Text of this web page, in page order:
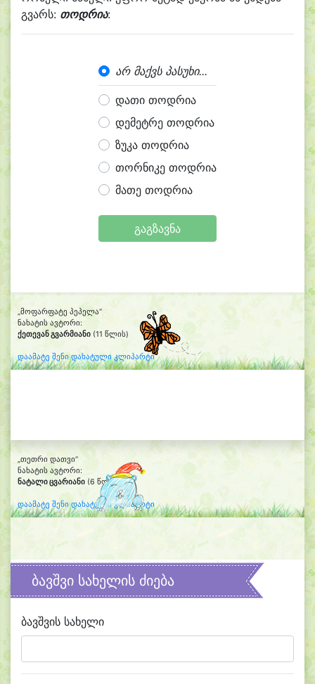
გვარს: თოდრია:
არ მაქვს პასუხი...
დათი თოდრია
დემეტრე თოდრია
ზუკა თოდრია
თორნიკე თოდრია
მათე თოდრია
გაგზავნა
„მოფარფატე პეპელა“
ნახატის ავტორი:
ქეთევან გვარმიანი (11 წლის)
დაამატე შენი დახატული კლიპარტი
„თეთრი დათვი“
ნახატის ავტორი:
ნატალი ცვარიანი (6 წლის)
დაამატე შენი დახატული კლიპარტი
ბავშვი სახელის ძიება
ბავშვის სახელი